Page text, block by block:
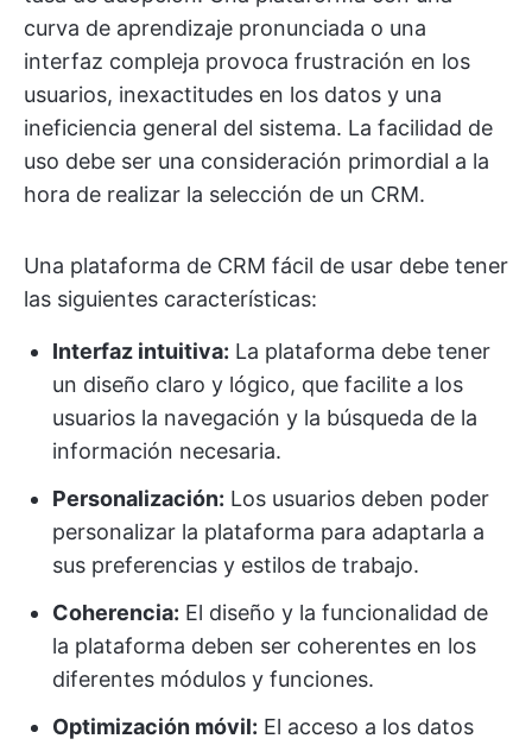
curva de aprendizaje pronunciada o una
interfaz compleja provoca frustración en los
usuarios, inexactitudes en los datos y una
ineficiencia general del sistema. La facilidad de
uso debe ser una consideración primordial a la
hora de realizar la selección de un CRM.
Una plataforma de CRM fácil de usar debe tener
las siguientes características:
Interfaz intuitiva: La plataforma debe tener
un diseño claro y lógico, que facilite a los
usuarios la navegación y la búsqueda de la
información necesaria.
Personalización: Los usuarios deben poder
personalizar la plataforma para adaptarla a
sus preferencias y estilos de trabajo.
Coherencia: El diseño y la funcionalidad de
la plataforma deben ser coherentes en los
diferentes módulos y funciones.
Optimización móvil: El acceso a los datos